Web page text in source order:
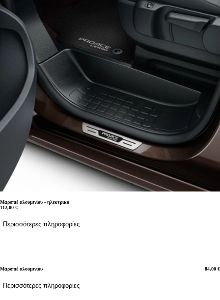
Μαρσπιέ αλουμινίου - ηλεκτρικό
112,00 €
Περισσότερες πληροφορίες
Μαρσπιέ αλουμινίου
Περισσότερες πληροφορίες
84,00 €